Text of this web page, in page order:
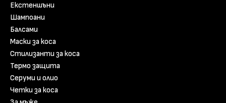
Екстеншъни
Шампоани
Балсами
Маски за коса
Стилизанти за коса
Термо защита
Серуми и олио
Четки за коса